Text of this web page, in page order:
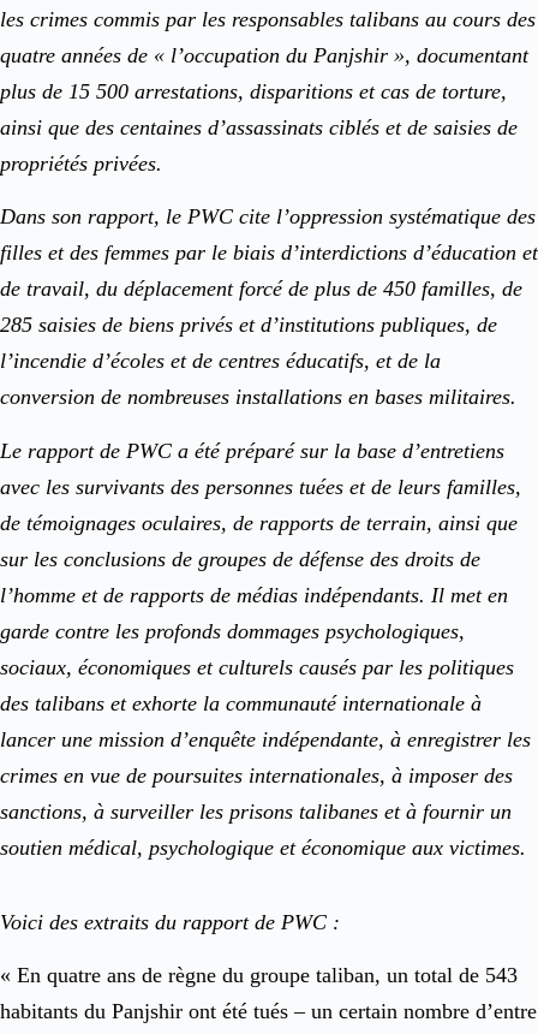
les crimes commis par les responsables talibans au cours des
quatre années de « l’occupation du Panjshir », documentant
plus de 15 500 arrestations, disparitions et cas de torture,
ainsi que des centaines d’assassinats ciblés et de saisies de
propriétés privées.
Dans son rapport, le PWC cite l’oppression systématique des
filles et des femmes par le biais d’interdictions d’éducation et
de travail, du déplacement forcé de plus de 450 familles, de
285 saisies de biens privés et d’institutions publiques, de
l’incendie d’écoles et de centres éducatifs, et de la
conversion de nombreuses installations en bases militaires.
Le rapport de PWC a été préparé sur la base d’entretiens
avec les survivants des personnes tuées et de leurs familles,
de témoignages oculaires, de rapports de terrain, ainsi que
sur les conclusions de groupes de défense des droits de
l’homme et de rapports de médias indépendants. Il met en
garde contre les profonds dommages psychologiques,
sociaux, économiques et culturels causés par les politiques
des talibans et exhorte la communauté internationale à
lancer une mission d’enquête indépendante, à enregistrer les
crimes en vue de poursuites internationales, à imposer des
sanctions, à surveiller les prisons talibanes et à fournir un
soutien médical, psychologique et économique aux victimes.
Voici des extraits du rapport de PWC :
« En quatre ans de règne du groupe taliban, un total de 543
habitants du Panjshir ont été tués – un certain nombre d’entre